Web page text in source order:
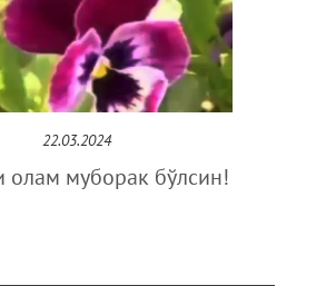
22.03.2024
олам муборак бўлсин!